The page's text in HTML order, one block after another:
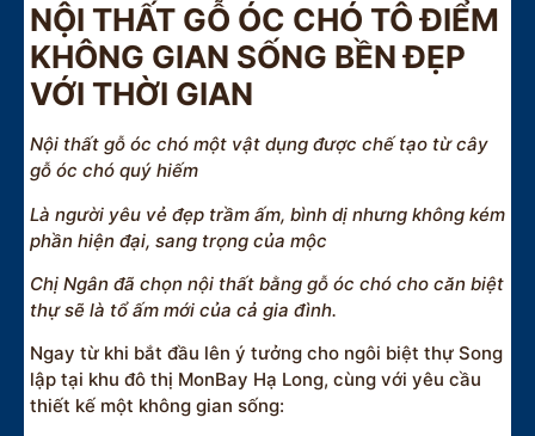
NỘI THẤT GỖ ÓC CHÓ TÔ ĐIỂM
KHÔNG GIAN SỐNG BỀN ĐẸP
VỚI THỜI GIAN
Nội thất gỗ óc chó một vật dụng được chế tạo từ cây
gỗ óc chó quý hiếm
Là người yêu vẻ đẹp trầm ấm, bình dị nhưng không kém
phần hiện đại, sang trọng của mộc
Chị Ngân đã chọn nội thất bằng gỗ óc chó cho căn biệt
thự sẽ là tổ ấm mới của cả gia đình.
Ngay từ khi bắt đầu lên ý tưởng cho ngôi biệt thự Song
lập tại khu đô thị MonBay Hạ Long, cùng với yêu cầu
thiết kế một không gian sống: